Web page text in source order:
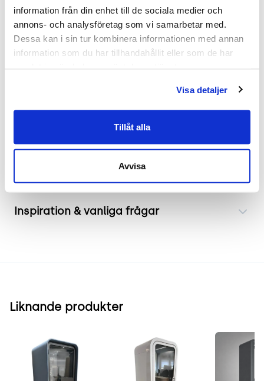
information från din enhet till de sociala medier och
annons- och analysföretag som vi samarbetar med.
Dessa kan i sin tur kombinera informationen med annan
information som du har tillhandahållit eller som de har
Visa detaljer
Tillåt alla
Avvisa
Läs mer - tillverkarens produktsida.
.
Inspiration & vanliga frågar
Liknande produkter